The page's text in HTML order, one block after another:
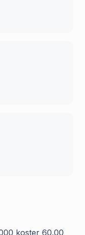
koster 60.00